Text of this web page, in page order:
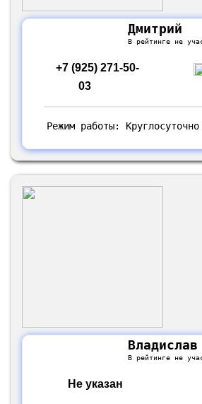
Дмитрий
В рейтинге не
+7 (925) 271-50-
03
Режим работы: Круглосуточно
В рейтинге не
Не указан